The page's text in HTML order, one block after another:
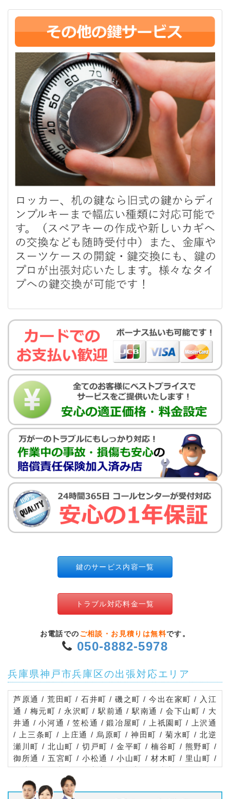
鍵のサービス内容一覧
トラブル対応料金一覧
お電話での ご相談・お見積りは無料です。
050-8882-5978
兵庫県神戸市兵庫区の出張対応エリア
芦原通 / 荒田町 / 石井町 / 磯之町 / 今出在家町 / 入江
通 / 梅元町 / 永沢町 / 駅前通 / 駅南通 / 会下山町 / 大
井通 / 小河通 / 笠松通 / 鍛冶屋町 / 上祇園町 / 上沢通
/ 上三条町 / 上庄通 / 烏原町 / 神田町 / 菊水町 / 北逆
瀬川町 / 北山町 / 切戸町 / 金平町 / 楠谷町 / 熊野町 /
御所通 / 五宮町 / 小松通 / 小山町 / 材木町 / 里山町 /
佐比江町 / 山王町 / 七宮町 / 島上町 / 清水町 / 下祇園
町 / 下沢通 / 下三条町 / 新開地 / 神明町 / 須佐野通 /
大同町 / 高松町 / 滝山町 / 大開通 / 千鳥町 / 塚本通 /